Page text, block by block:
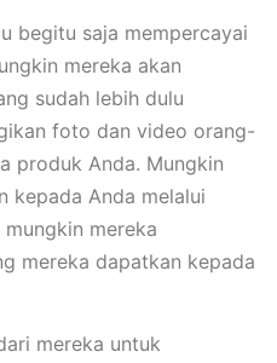
begitu saja mempercayai
mereka akan
sudah lebih dulu
foto dan video orang-
produk Anda. Mungkin
kepada Anda melalui
mereka
mereka dapatkan kepada
mereka untuk